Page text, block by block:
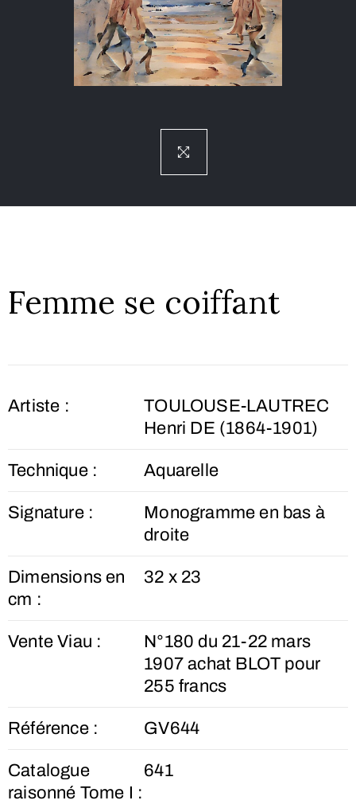
Femme se coiffant
Artiste :
TOULOUSE-LAUTREC
Henri DE (1864-1901)
Technique : Aquarelle
Signature :
Monogramme en bas à
droite
Dimensions en
cm :
32 x 23
Vente Viau :
N°180 du 21-22 mars
1907 achat BLOT pour
255 francs
Référence : GV644
Catalogue
raisonné Tome I :
641